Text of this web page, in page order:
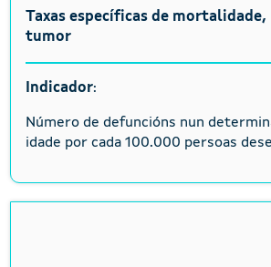
Taxas específicas de
tumor
Indicador:
Número de defuncións nun
idade por cada 100.000 persoas